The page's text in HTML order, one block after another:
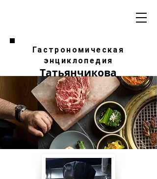
Гастрономическая
энциклопедия
Татьянчикова